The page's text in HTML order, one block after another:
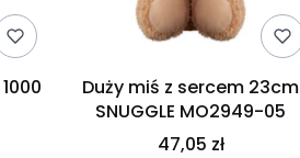
Duży miś z sercem 23cm
SNUGGLE MO2949-05
47,05 zł